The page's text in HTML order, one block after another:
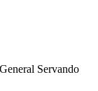
Servando